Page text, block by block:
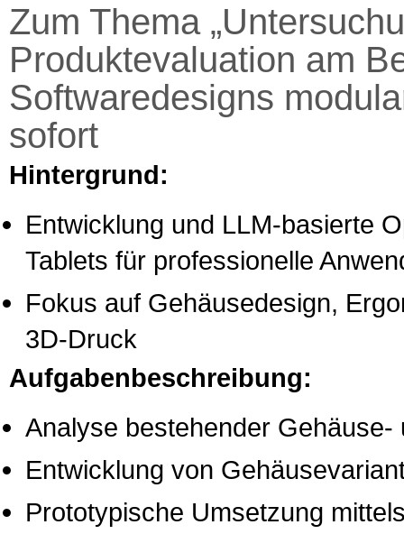
Zum Thema
Produktevaluation am
Softwaredesigns
sofort
Hintergrund:
Entwicklung und LLM-basierte
Tablets für professionelle
Fokus auf Gehäusedesign,
3D-Druck
Aufgabenbeschreibung:
Analyse bestehender
Entwicklung von
Prototypische Umsetzung